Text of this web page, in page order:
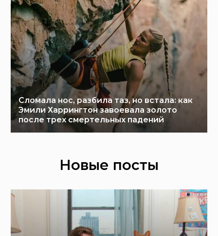
Сломала нос, разбила таз, но встала: как
Эмили Харрингтон завоевала золото
после трех смертельных падений
Новые посты